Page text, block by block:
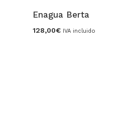
Enagua Berta
128,00€ IVA incluido